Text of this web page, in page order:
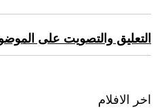
التعليق والتصويت على
اخر الافلام